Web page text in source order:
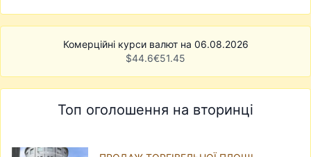
Комерційні курси валют на 06.08.2026
$44.6€51.45
Топ оголошення на вторинці